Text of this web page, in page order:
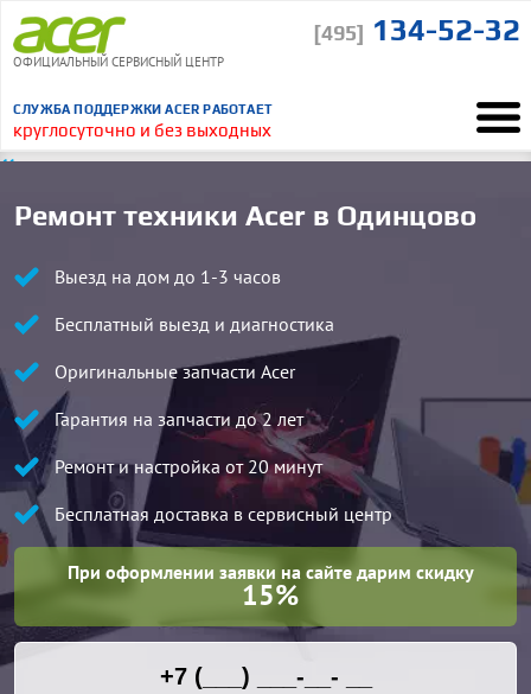
ОФИЦИАЛЬНЫЙ СЕРВИСНЫЙ ЦЕНТР
СЛУЖБА ПОДДЕРЖКИ ACER РАБОТАЕТ
круглосуточно и без выходных
[495] 134-52-32
“ВСЕ ОТЗЫВЫ
Ремонт техники Acer в Одинцово
Выезд на дом до 1-3 часов
Гарантия на запчасти до 2 лет
Бесплатный выезд и диагностика
Ремонт и настройка от 20 минут
Оригинальные запчасти Acer
Бесплатная доставка в сервисный центр
При оформлении заявки на сайте дарим скидку
15%